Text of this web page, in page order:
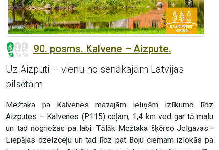
90. posms. Kalvene – Aizpute.
Uz Aizputi – vienu no senākajām Latvijas
pilsētām
Mežtaka pa Kalvenes mazajām ieliņām izlīkumo līdz
Aizputes – Kalvenes (P115) ceļam, 1,4 km ved gar tā malu
un tad nogriežas pa labi. Tālāk Mežtaka šķērso Jelgavas–
Liepājas dzelzceļu un tad līdz pat Boju ciemam izlokās pa